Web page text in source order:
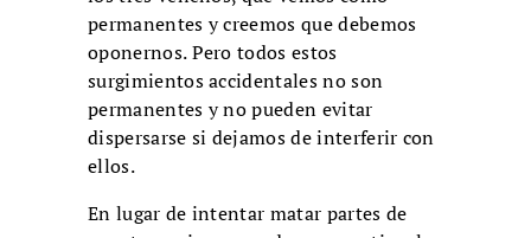
permanentes y creemos que debemos
oponernos. Pero todos estos
surgimientos accidentales no son
permanentes y no pueden evitar
dispersarse si dejamos de interferir con
ellos.
En lugar de intentar matar partes de